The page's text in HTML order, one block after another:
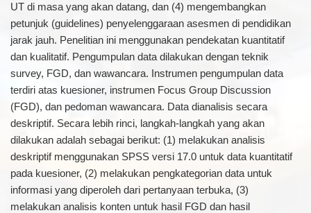
UT di masa yang akan datang, dan (4) mengembangkan
petunjuk (guidelines) penyelenggaraan asesmen di pendidikan
jarak jauh. Penelitian ini menggunakan pendekatan kuantitatif
dan kualitatif. Pengumpulan data dilakukan dengan teknik
survey, FGD, dan wawancara. Instrumen pengumpulan data
terdiri atas kuesioner, instrumen Focus Group Discussion
(FGD), dan pedoman wawancara. Data dianalisis secara
deskriptif. Secara lebih rinci, langkah-langkah yang akan
dilakukan adalah sebagai berikut: (1) melakukan analisis
deskriptif menggunakan SPSS versi 17.0 untuk data kuantitatif
pada kuesioner, (2) melakukan pengkategorian data untuk
informasi yang diperoleh dari pertanyaan terbuka, (3)
melakukan analisis konten untuk hasil FGD dan hasil